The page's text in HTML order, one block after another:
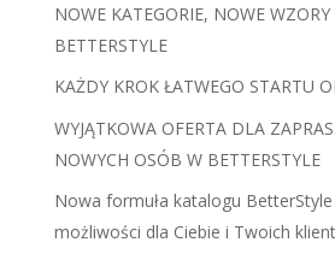
NOWE KATEGORIE, NOWE
BETTERSTYLE
KAŻDY KROK ŁATWEGO STARTU
WYJĄTKOWA OFERTA DLA
NOWYCH OSÓB W BETTERSTYLE
Nowa formuła katalogu
możliwości dla Ciebie i Twoich